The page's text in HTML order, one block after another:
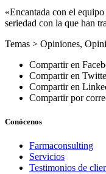
«Encantada con el
seriedad con la que han
Temas > Opiniones,
Compartir en
Compartir en
Compartir en
Compartir por
Conócenos
Farmaconsulting
Servicios
Testimonios de